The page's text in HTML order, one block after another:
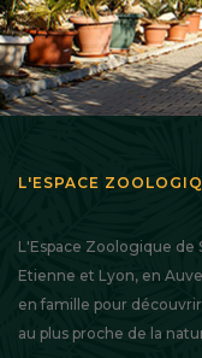
L'ESPACE
L'Espace Zoologique de
Etienne et Lyon, en
en famille pour
au plus proche de la